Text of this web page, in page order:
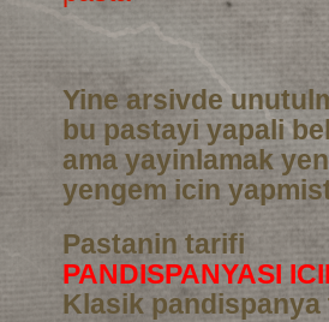
Yine arsivde
bu pastayi yapali
ama yayinlamak
yengem icin
Pastanin tarifi
PANDISPANYASI
Klasik pandispanya